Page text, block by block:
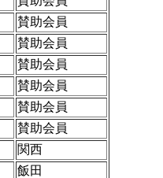
賛助会員
賛助会員
賛助会員
賛助会員
賛助会員
賛助会員
関西
飯田